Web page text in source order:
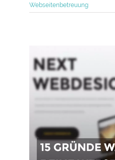
Webseitenbetreuung